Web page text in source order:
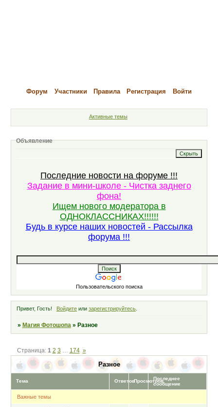
Форум Участники Правила Регистрация Войти
Активные темы
Объявление
Последние новости на форуме !!!
Задание в мини-школе - Чистка заднего
фона!
Ищем нового модератора в
ОДНОКЛАССНИКАХ!!!!!!
Будь в курсе наших новостей - Рассылка
форума !!!
Пользовательского поиска
Привет, Гость! Войдитеили зарегистрируйтесь.
» Магия Фотошопа » Разное
Разное
Страница: 1 2 3 174 »
Тема ОтветовПросмотровПоследнее
сообщение
Важные темы